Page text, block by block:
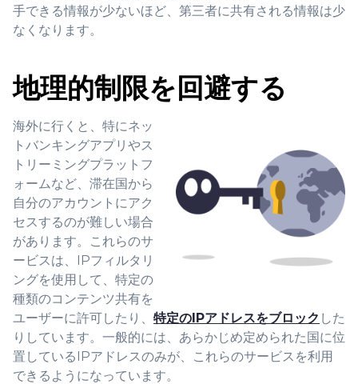
手できる情報が少ないほど、第三者に共有される情報は少
なくなります。
地理的制限を回避する
海外に行くと、特にネッ
トバンキングアプリやス
トリーミングプラットフ
ォームなど、滞在国から
自分のアカウントにアク
セスするのが難しい場合
があります。これらのサ
ービスは、IPフィルタリ
ングを使用して、特定の
種類のコンテンツ共有を
ユーザーに許可したり、 特定のIPアドレスをブロック した
りしています。一般的には、あらかじめ定められた国に位
置しているIPアドレスのみが、これらのサービスを利用
できるようになっています。